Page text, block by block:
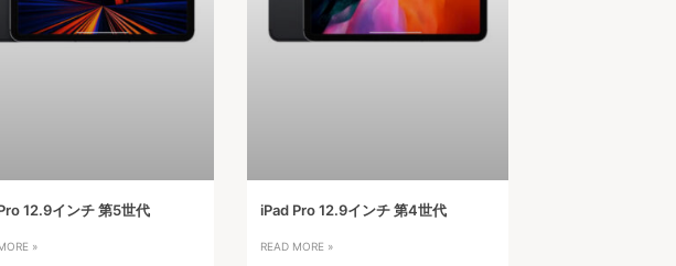
12.9インチ 第5世代
»
iPad Pro 12.9インチ 第4世代
READ MORE »